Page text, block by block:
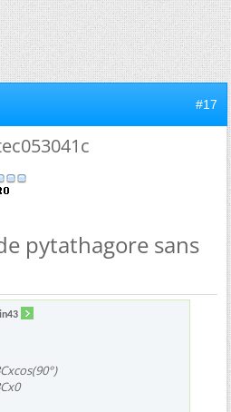
#17
pytathagore sans